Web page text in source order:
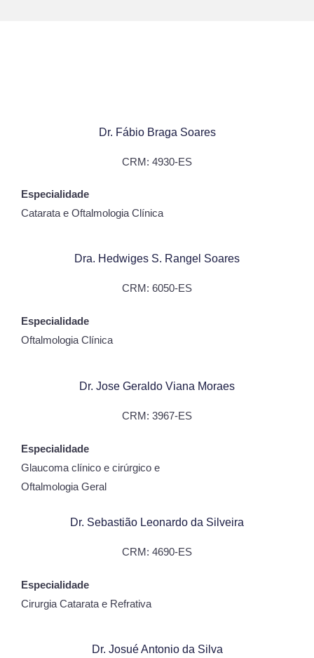
Dr. Fábio Braga Soares
CRM: 4930-ES
Especialidade
Catarata e Oftalmologia Clínica
Dra. Hedwiges S. Rangel Soares
CRM: 6050-ES
Especialidade
Oftalmologia Clínica
Dr. Jose Geraldo Viana Moraes
CRM: 3967-ES
Especialidade
Glaucoma clínico e cirúrgico e
Oftalmologia Geral
Dr. Sebastião Leonardo da Silveira
CRM: 4690-ES
Especialidade
Cirurgia Catarata e Refrativa
Dr. Josué Antonio da Silva